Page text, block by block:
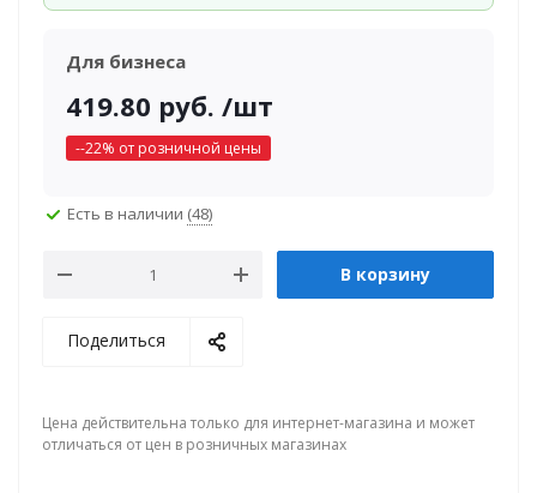
Для бизнеса
419.80 руб. /шт
--22% от розничной цены
Есть в наличии (48)
В корзину
Поделиться
Цена действительна только для интернет-магазина и может
отличаться от цен в розничных магазинах